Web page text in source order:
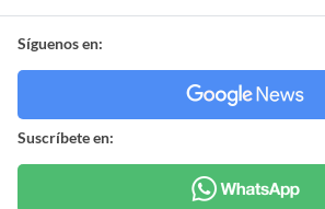
Síguenos en:
Suscríbete en: